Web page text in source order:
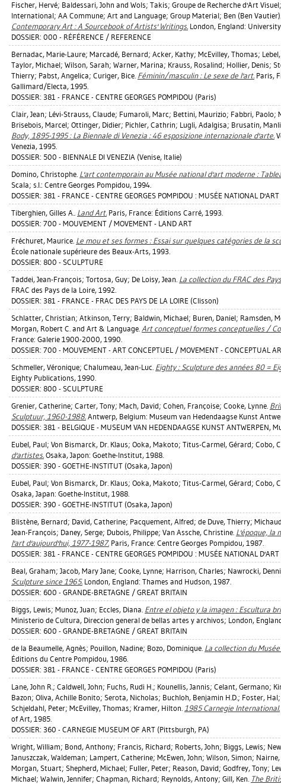
Fischer, Hervé; Baldessari, John and Wols; Takis; Groupe de Recherche d'Art
International; AA Commune; Art and Language; Group Material; Ben (Ben Vautier).
Contemporary Art : A Sourcebook of Artists' Writings. London, England:
DOSSIER: 000 - RÉFÉRENCE / REFERENCE
Bernadac, Marie-Laure; Marcadé, Bernard; Acker, Kathy; McEvilley, Thomas;
Taylor, Michael; Wilson, Sarah; Warner, Marina; Krauss, Rosalind; Hollier, Denis;
Thierry; Pabst, Angelica; Curiger, Bice. Féminin/masculin : Le sexe de l'art. Paris,
Gallimard/Electa, 1995.
DOSSIER: 381 - FRANCE - CENTRE GEORGES POMPIDOU (Paris)
Clair, Jean; Lévi-Strauss, Claude; Fumaroli, Marc; Bettini, Maurizio; Fabbri, Paolo;
Brisebois, Marcel; Ottinger, Didier; Pichler, Cathrin; Lugli, Adalgisa; Brusatin,
Body, 1895-1995 : La Biennale di Venezia : 46 esposizione internazionale d'arte.
Venezia, 1995.
DOSSIER: 500 - BIENNALE DI VENEZIA (Venise, Italie)
Domino, Christophe. L'art contemporain au Musée national d'art moderne :
Scala; s.l.: Centre Georges Pompidou, 1994.
DOSSIER: 381 - FRANCE - CENTRE GEORGES POMPIDOU : MUSÉE NATIONAL
Tiberghien, Gilles A.. Land Art. Paris, France: Éditions Carré, 1993.
DOSSIER: 700 - MOUVEMENT / MOVEMENT - LAND ART
Fréchuret, Maurice. Le mou et ses formes : Essai sur quelques catégories de la
École nationale supérieure des Beaux-Arts, 1993.
DOSSIER: 800 - SCULPTURE
Taddei, Jean-François; Tortosa, Guy; De Loisy, Jean. La collection du FRAC des
FRAC des Pays de la Loire, 1992.
DOSSIER: 381 - FRANCE - FRAC DES PAYS DE LA LOIRE (Clisson)
Schlatter, Christian; Atkinson, Terry; Baldwin, Michael; Buren, Daniel; Ramsden,
Morgan, Robert C. and Art & Language. Art conceptuel formes conceptuelles /
France: Galerie 1900-2000, 1990.
DOSSIER: 700 - MOUVEMENT - ART CONCEPTUEL / MOVEMENT - CONCEPTUAL
Schmeller, Véronique; Chalumeau, Jean-Luc. Eighty : Sculpture des années 80 =
Eighty Publications, 1990.
DOSSIER: 800 - SCULPTURE
Grenier, Catherine; Carter, Tony; Mach, David; Cohen, Françoise; Cooke, Lynne.
Sculptuur, 1960-1988. Antwerp, Belgium: Museum van Hedendaagse Kunst
DOSSIER: 381 - BELGIQUE - MUSEUM VAN HEDENDAAGSE KUNST ANTWERPEN,
Eubel, Paul; Von Bismarck, Dr. Klaus; Ooka, Makoto; Titus-Carmel, Gérard; Cobo,
d'artistes. Osaka, Japon: Goethe-Institut, 1988.
DOSSIER: 390 - GOETHE-INSTITUT (Osaka, Japon)
Eubel, Paul; Von Bismarck, Dr. Klaus; Ooka, Makoto; Titus-Carmel, Gérard; Cobo,
Osaka, Japan: Goethe-Institut, 1988.
DOSSIER: 390 - GOETHE-INSTITUT (Osaka, Japon)
Blistène, Bernard; David, Catherine; Pacquement, Alfred; de Duve, Thierry;
Jean-François; Daney, Serge; Dubois, Philippe; Van Assche, Christine. L'époque, la
l'art d'aujourd'hui, 1977-1987. Paris, France: Centre Georges Pompidou, 1987.
DOSSIER: 381 - FRANCE - CENTRE GEORGES POMPIDOU : MUSÉE NATIONAL
Beal, Graham; Jacob, Mary Jane; Cooke, Lynne; Harrison, Charles; Nawrocki,
Sculpture since 1965. London, England: Thames and Hudson, 1987.
DOSSIER: 600 - GRANDE-BRETAGNE / GREAT BRITAIN
Biggs, Lewis; Munoz, Juan; Eccles, Diana. Entre el objeto y la imagen : Escultura
Ministerio de Cultura, Direccion general de bellas artes y archivos; London,
DOSSIER: 600 - GRANDE-BRETAGNE / GREAT BRITAIN
de la Beaumelle, Agnès; Pouillon, Nadine; Bozo, Dominique. La collection du
Éditions du Centre Pompidou, 1986.
DOSSIER: 381 - FRANCE - CENTRE GEORGES POMPIDOU (Paris)
Lane, John R.; Caldwell, John; Fuchs, Rudi H.; Kounellis, Jannis; Celant, Germano;
Bazon; Oliva, Achille Bonito; Serota, Nicholas; Buchloh, Benjamin H.D.; Foster, Hal;
Schjeldahl, Peter; McEvilley, Thomas; Kramer, Hilton. 1985 Carnegie International.
of Art, 1985.
DOSSIER: 360 - CARNEGIE MUSEUM OF ART (Pittsburgh, PA)
Wright, William; Bond, Anthony; Francis, Richard; Roberts, John; Biggs, Lewis;
Januszczak, Waldeman; Lampert, Catherine; McEwen, John; Wilson, Simon;
Morgan, Stuart; Shepherd, Michael; Fuller, Peter; Reason, David; Godfrey, Tony;
Michael; Walwin, Jennifer; Chapman, Richard; Reynolds, Antony; Gill, Ken. The